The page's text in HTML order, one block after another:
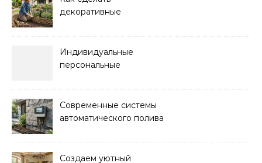
декоративные
пошаговая инструкция
Индивидуальные
персональные
Современные системы
автоматического полива
Создаем уютный